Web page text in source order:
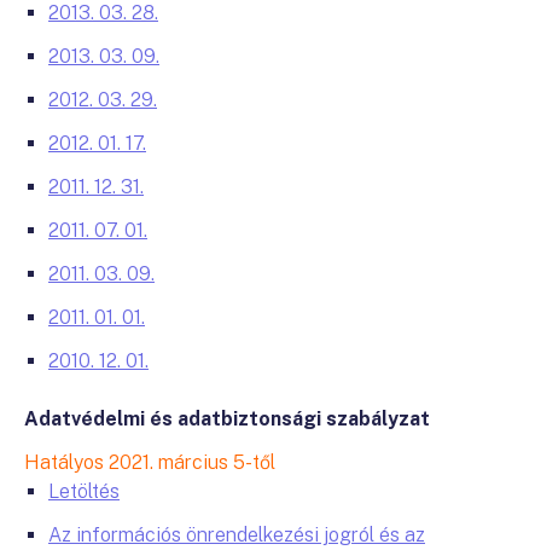
2013. 03. 28.
2013. 03. 09.
2012. 03. 29.
2012. 01. 17.
2011. 12. 31.
2011. 07. 01.
2011. 03. 09.
2011. 01. 01.
2010. 12. 01.
Adatvédelmi és adatbiztonsági szabályzat
Hatályos 2021. március 5-től
Letöltés
Az információs önrendelkezési jogról és az